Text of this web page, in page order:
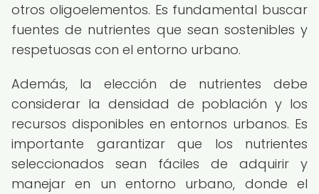
otros oligoelementos. Es fundamental buscar
fuentes de nutrientes que sean sostenibles y
respetuosas con el entorno urbano.
Además, la elección de nutrientes debe
considerar la densidad de población y los
recursos disponibles en entornos urbanos. Es
importante garantizar que los nutrientes
seleccionados sean fáciles de adquirir y
manejar en un entorno urbano, donde el